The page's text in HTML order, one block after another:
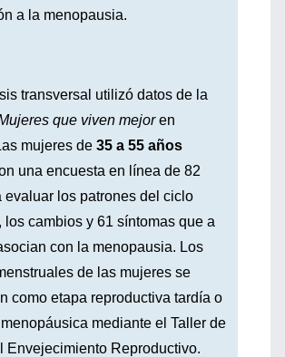
a la menopausia.
transversal utilizó datos de la
que viven mejoren
mujeres de 35 a 55 años
una encuesta en línea de 82
evaluar los patrones del ciclo
los cambios y 61 síntomas que a
con la menopausia. Los
de las mujeres se
como etapa reproductiva tardía o
mediante el Taller de
Envejecimiento Reproductivo.